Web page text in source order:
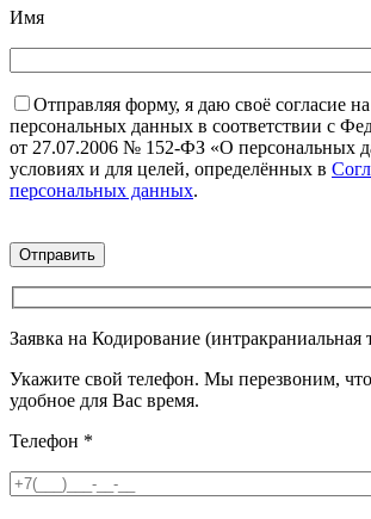
Имя
Отправляя форму, я даю своё согласие
персональных данных в соответствии с
от 27.07.2006 № 152-ФЗ «О персональных
условиях и для целей, определённых в
персональных данных.
Заявка на Кодирование (интракраниальная
Укажите свой телефон. Мы перезвоним,
удобное для Вас время.
Телефон *